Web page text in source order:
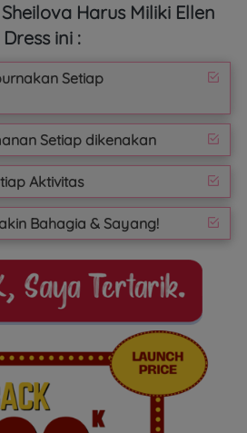
Harus Miliki Ellen
Dress ini :
Setiap
Setiap dikenakan
Aktivitas
Bahagia & Sayang!